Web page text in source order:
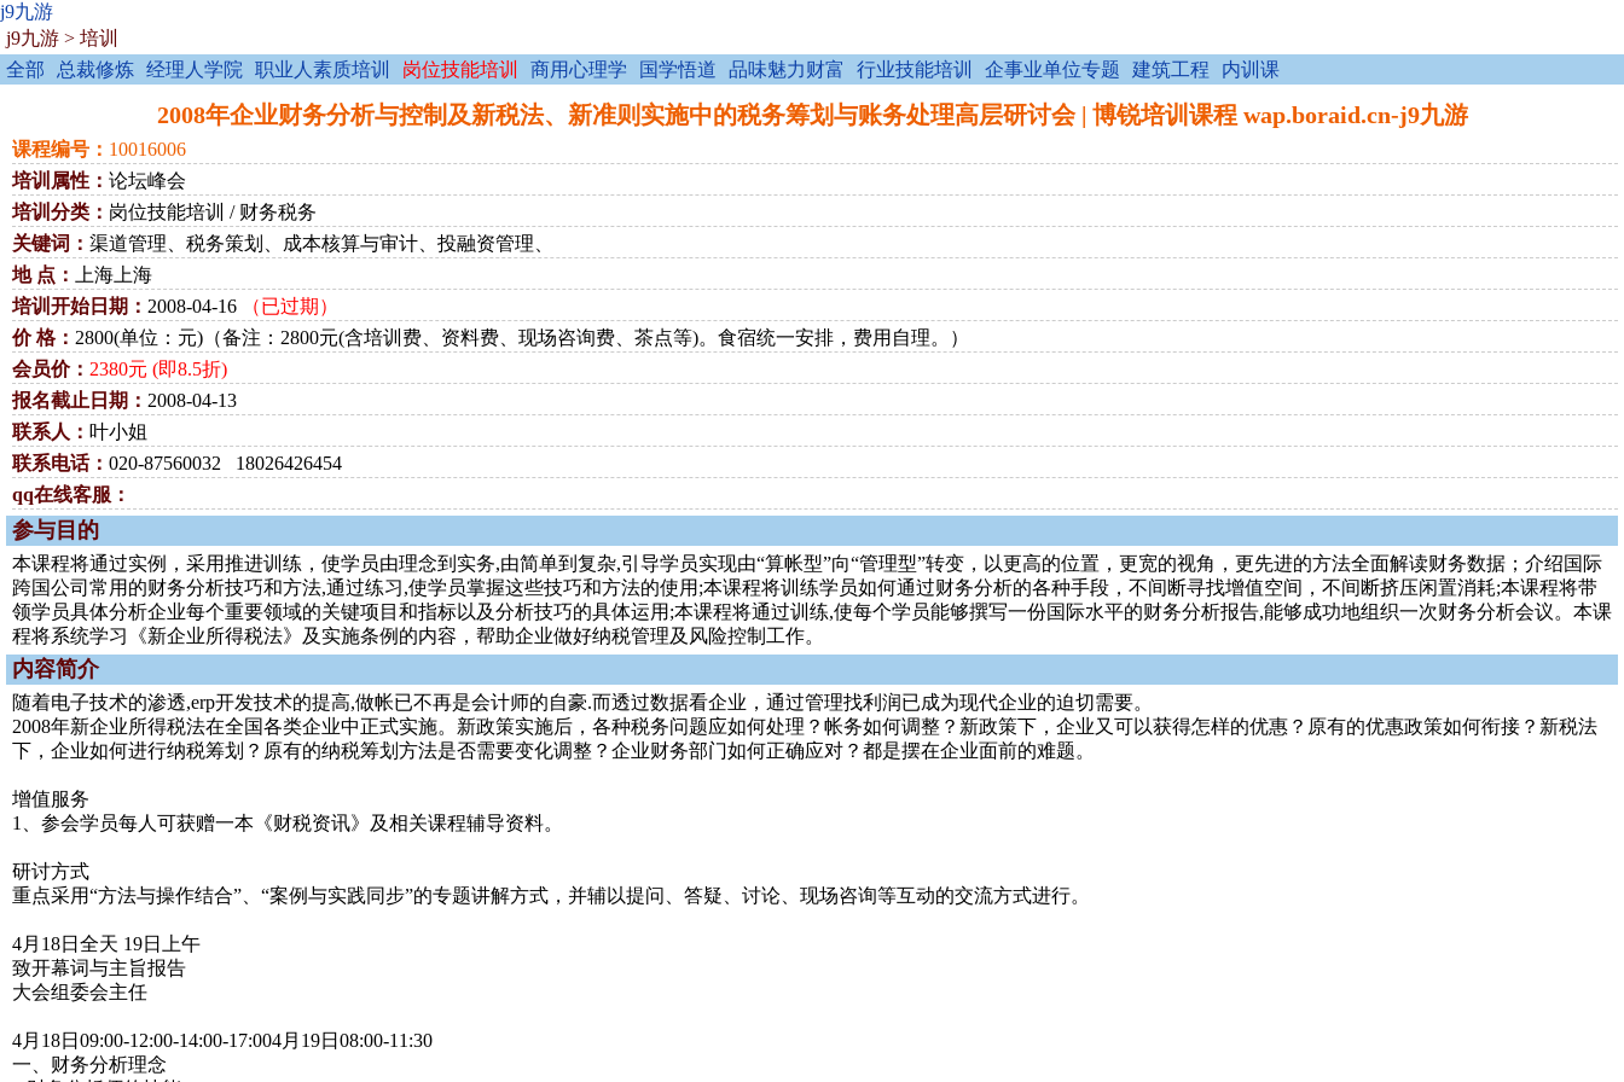
j9九游
j9九游 > 培训
全部
总裁修炼 经理人学院 职业人素质培训 岗位技能培训 商用心理学 国学悟道 品味魅力财富 行业技能培训 企事业单位专题 建筑工程 内训课
2008年企业财务分析与控制及新税法、新准则实施中的税务筹划与账务处理高层研讨会 | 博锐培训课程 wap.boraid.cn-j9九游
课程编号： 10016006
培训属性： 论坛峰会
培训分类： 岗位技能培训 / 财务税务
关键词： 渠道管理、税务策划、成本核算与审计、投融资管理、
地 点：
上海上海
培训开始日期： 2008-04-16
（已过期）
价 格： 2800(单位：元)（备注：2800元(含培训费、资料费、现场咨询费、茶点等)。食宿统一安排，费用自理。）
会员价： 2380元 (即8.5折)
报名截止日期： 2008-04-13
联系人： 叶小姐
联系电话： 020-87560032 18026426454
qq在线客服：
参与目的
本课程将通过实例，采用推进训练，使学员由理念到实务,由简单到复杂,引导学员实现由“算帐型”向“管理型”转变，以更高的位置，更宽的视角，更先进的方法全面解读财务数据；介绍国际
跨国公司常用的财务分析技巧和方法,通过练习,使学员掌握这些技巧和方法的使用;本课程将训练学员如何通过财务分析的各种手段，不间断寻找增值空间，不间断挤压闲置消耗;本课程将带
领学员具体分析企业每个重要领域的关键项目和指标以及分析技巧的具体运用;本课程将通过训练,使每个学员能够撰写一份国际水平的财务分析报告,能够成功地组织一次财务分析会议。本课
程将系统学习《新企业所得税法》及实施条例的内容，帮助企业做好纳税管理及风险控制工作。
内容简介
随着电子技术的渗透,erp开发技术的提高,做帐已不再是会计师的自豪.而透过数据看企业，通过管理找利润已成为现代企业的迫切需要。
2008年新企业所得税法在全国各类企业中正式实施。新政策实施后，各种税务问题应如何处理？帐务如何调整？新政策下，企业又可以获得怎样的优惠？原有的优惠政策如何衔接？新税法
下，企业如何进行纳税筹划？原有的纳税筹划方法是否需要变化调整？企业财务部门如何正确应对？都是摆在企业面前的难题。
增值服务
1、参会学员每人可获赠一本《财税资讯》及相关课程辅导资料。
研讨方式
重点采用“方法与操作结合”、“案例与实践同步”的专题讲解方式，并辅以提问、答疑、讨论、现场咨询等互动的交流方式进行。
4月18日全天 19日上午
致开幕词与主旨报告
大会组委会主任
4月18日09:00-12:00-14:00-17:004月19日08:00-11:30
一、财务分析理念